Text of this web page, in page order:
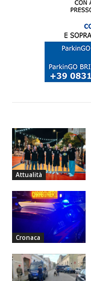
Attualità
Cronaca